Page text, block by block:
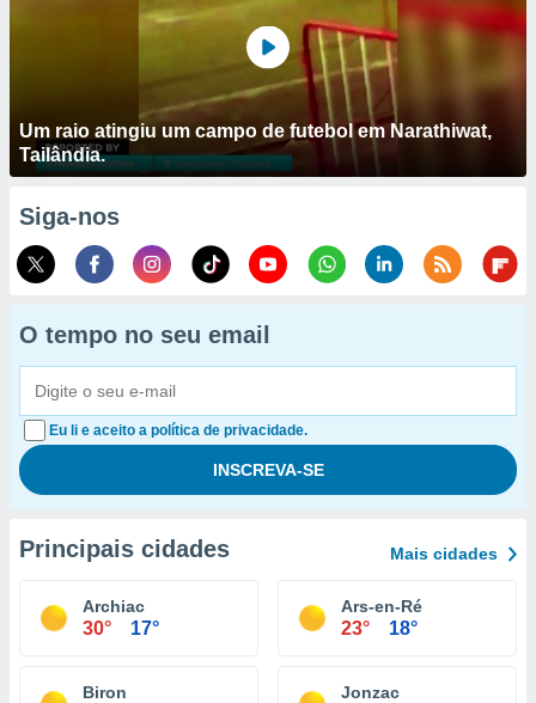
Um raio atingiu um campo de futebol em Narathiwat,
Tailândia.
Siga-nos
O tempo no seu email
Eu li e aceito a política de privacidade.
Principais cidades Mais cidades
Archiac
30° 17°
Ars-en-Ré
23° 18°
Biron Jonzac